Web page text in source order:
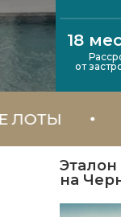
18
от
ЛОТЫ
на